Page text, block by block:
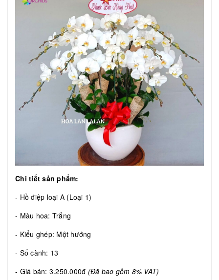
Chi tiết sản phẩm:
- Hồ điệp loại A (Loại 1)
- Màu hoa: Trắng
- Kiểu ghép: Một hướng
- Số cành: 13
- Giá bán: 3.250.000đ (Đã bao gồm 8% VAT)